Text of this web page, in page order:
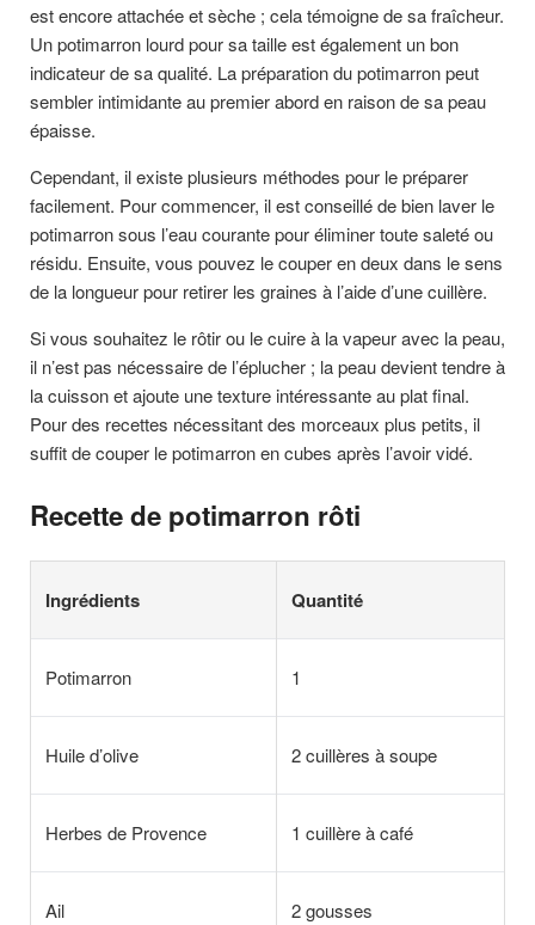
est encore attachée et sèche ; cela témoigne de sa fraîcheur.
Un potimarron lourd pour sa taille est également un bon
indicateur de sa qualité. La préparation du potimarron peut
sembler intimidante au premier abord en raison de sa peau
épaisse.
Cependant, il existe plusieurs méthodes pour le préparer
facilement. Pour commencer, il est conseillé de bien laver le
potimarron sous l’eau courante pour éliminer toute saleté ou
résidu. Ensuite, vous pouvez le couper en deux dans le sens
de la longueur pour retirer les graines à l’aide d’une cuillère.
Si vous souhaitez le rôtir ou le cuire à la vapeur avec la peau,
il n’est pas nécessaire de l’éplucher ; la peau devient tendre à
la cuisson et ajoute une texture intéressante au plat final.
Pour des recettes nécessitant des morceaux plus petits, il
suffit de couper le potimarron en cubes après l’avoir vidé.
Recette de potimarron rôti
Ingrédients Quantité
Potimarron 1
Huile d’olive 2 cuillères à soupe
Herbes de Provence 1 cuillère à café
Ail 2 gousses